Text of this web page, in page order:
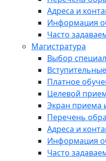
Адреса и
Информация
Часто
Магистратура
Выбор
Платное
Целевой
Экран приема
Перечень
Адреса и
Информация
Часто